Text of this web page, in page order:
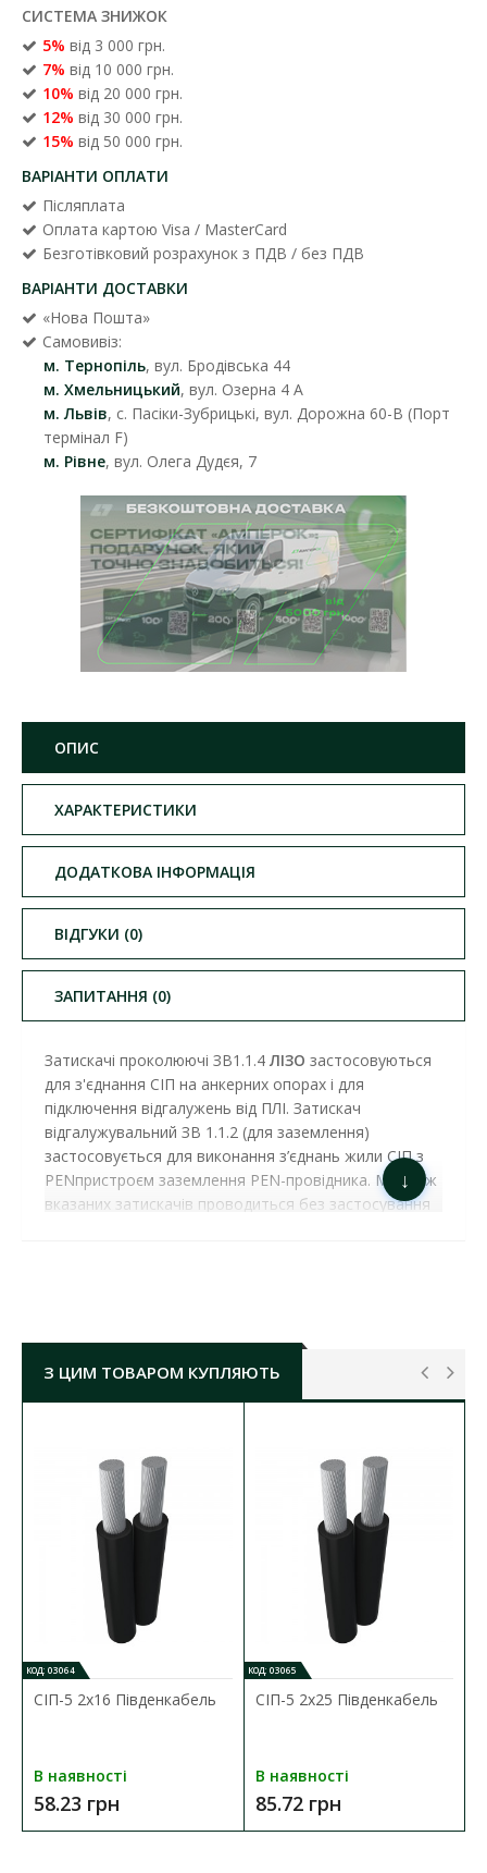
СИСТЕМА ЗНИЖОК
5% від 3 000 грн.
7% від 10 000 грн.
10% від 20 000 грн.
12% від 30 000 грн.
15% від 50 000 грн.
ВАРІАНТИ ОПЛАТИ
Післяплата
Оплата картою Visa / MasterCard
Безготівковий розрахунок з ПДВ / без ПДВ
ВАРІАНТИ ДОСТАВКИ
«Нова Пошта»
Самовивіз:
м. Тернопіль, вул. Бродівська 44
м. Хмельницький, вул. Озерна 4 А
м. Львів, с. Пасіки-Зубрицькі, вул. Дорожна 60-В (Порт
термінал F)
м. Рівне, вул. Олега Дудєя, 7
ОПИС
ХАРАКТЕРИСТИКИ
ДОДАТКОВА ІНФОРМАЦІЯ
ВІДГУКИ (0)
ЗАПИТАННЯ (0)
Затискачі проколюючі ЗВ1.1.4 ЛІЗО застосовуються
для з'єднання СІП на анкерних опорах і для
підключення відгалужень від ПЛІ. Затискач
відгалужувальний ЗВ 1.1.2 (для заземлення)
застосовується для виконання з’єднань жили СІП з
PENпристроєм заземлення PEN-провідника. Монтаж
вказаних затискачів проводиться без застосування
тип затискача:проколюючий
кількість підключаючих жил:
січення магістралі: 16-120 мм
скловолокном
↓
З ЦИМ ТОВАРОМ КУПЛЯЮТЬ
КОД: 03064
СІП-5 2х16 Південкабель
В наявності
58.23 грн
КОД: 03065
СІП-5 2х25 Південкабель
В наявності
85.72 грн